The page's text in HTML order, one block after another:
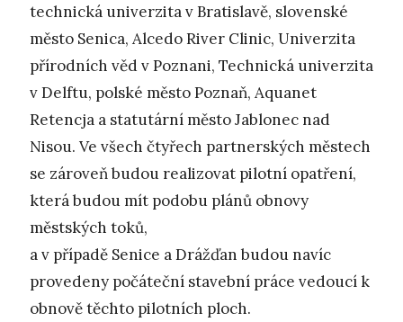
technická univerzita v Bratislavě, slovenské
město Senica, Alcedo River Clinic, Univerzita
přírodních věd v Poznani, Technická univerzita
v Delftu, polské město Poznaň, Aquanet
Retencja a statutární město Jablonec nad
Nisou. Ve všech čtyřech partnerských městech
se zároveň budou realizovat pilotní opatření,
která budou mít podobu plánů obnovy
městských toků,
a v případě Senice a Drážďan budou navíc
provedeny počáteční stavební práce vedoucí k
obnově těchto pilotních ploch.